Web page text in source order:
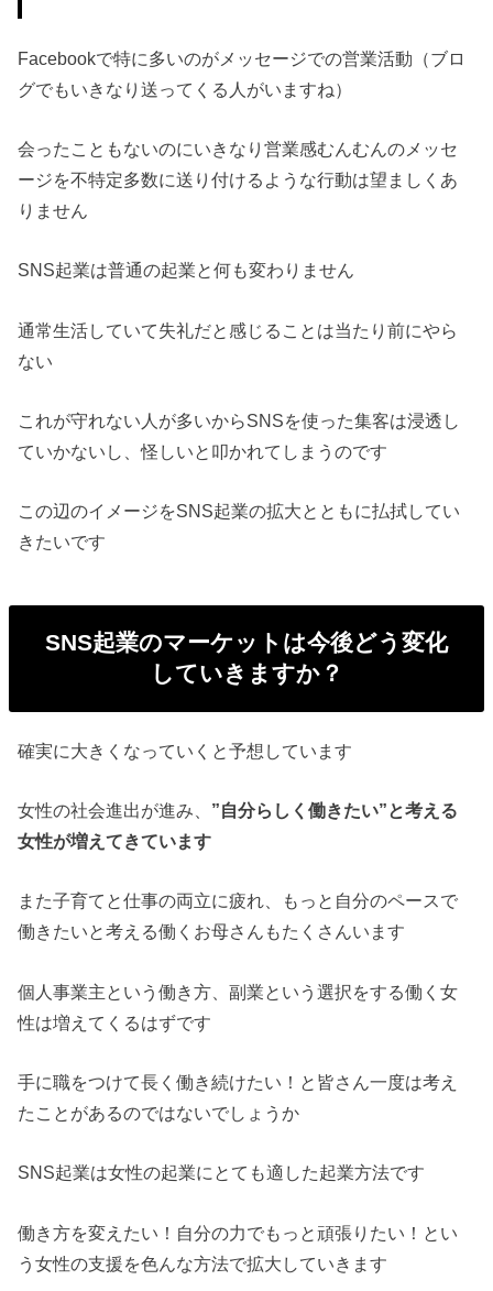
Facebookで特に多いのがメッセージでの営業活動（ブロ
グでもいきなり送ってくる人がいますね）
会ったこともないのにいきなり営業感むんむんのメッセ
ージを不特定多数に送り付けるような行動は望ましくあ
りません
SNS起業は普通の起業と何も変わりません
通常生活していて失礼だと感じることは当たり前にやら
ない
これが守れない人が多いからSNSを使った集客は浸透し
ていかないし、怪しいと叩かれてしまうのです
この辺のイメージをSNS起業の拡大とともに払拭してい
きたいです
SNS起業のマーケットは今後どう変化
していきますか？
確実に大きくなっていくと予想しています
女性の社会進出が進み、 ”自分らしく働きたい”と考える
女性が増えてきています
また子育てと仕事の両立に疲れ、もっと自分のペースで
働きたいと考える働くお母さんもたくさんいます
個人事業主という働き方、副業という選択をする働く女
性は増えてくるはずです
手に職をつけて長く働き続けたい！と皆さん一度は考え
たことがあるのではないでしょうか
SNS起業は女性の起業にとても適した起業方法です
働き方を変えたい！自分の力でもっと頑張りたい！とい
う女性の支援を色んな方法で拡大していきます